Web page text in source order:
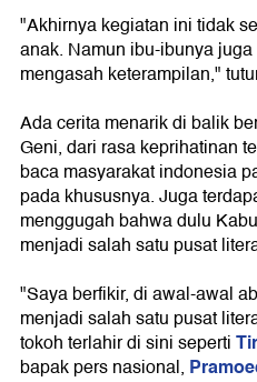
"Akhirnya kegiatan ini tidak
anak. Namun ibu-ibunya
mengasah keterampilan,"
Ada cerita menarik di balik
Geni, dari rasa keprihatinan
baca masyarakat indonesia
pada khususnya. Juga
menggugah bahwa dulu
menjadi salah satu pusat
"Saya berfikir, di awal-awal
menjadi salah satu pusat
tokoh terlahir di sini seperti
bapak pers nasional,